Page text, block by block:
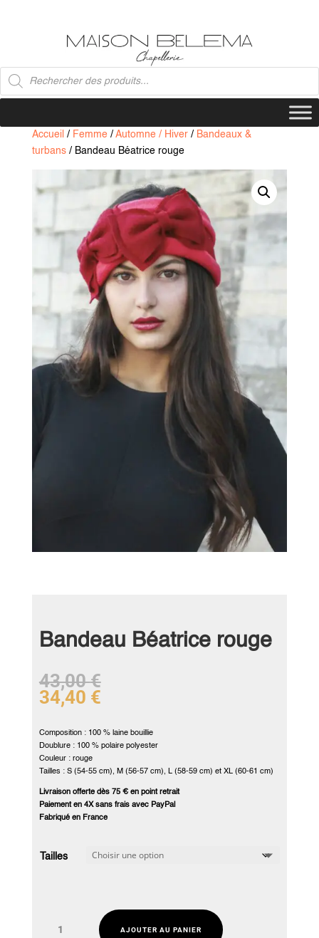
Recherche
de
produits
Accueil / Femme/ Automne / Hiver/ Bandeaux &
turbans/ Bandeau Béatrice rouge
Bandeau Béatrice rouge
43,00€
34,40 €
Composition : 100 % laine bouillie
Doublure : 100 % polaire polyester
Couleur : rouge
Tailles : S (54-55 cm), M (56-57 cm), L (58-59 cm) et XL (60-61 cm)
Livraison offerte dès 75 € en point retrait
Paiement en 4X sans frais avec PayPal
Fabriqué en France
Tailles
AJOUTER AU PANIER